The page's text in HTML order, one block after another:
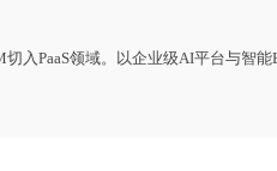
PaaS领域。以企业级AI平台与智